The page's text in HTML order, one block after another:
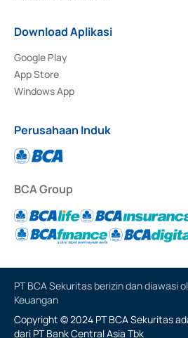
Download Aplikasi
Google Play
App Store
Windows App
Perusahaan Induk
BCA Group
PT BCA Sekuritas berizin dan diawasi
Keuangan
Copyright © 2024 PT BCA Sekuritas
dari PT Bank Central Asia Tbk